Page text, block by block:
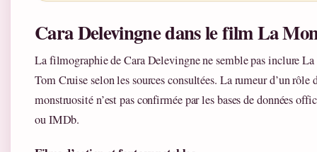
Cara Delevingne dans le film La
La filmographie de Cara Delevingne ne semble pas inclure
Tom Cruise selon les sources consultées. La rumeur d’un rôle
monstruosité n’est pas confirmée par les bases de données
ou IMDb.